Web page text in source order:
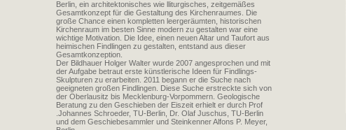
Berlin, ein architektonisches wie lliturgisches, zeitgemäßes
Gesamtkonzept für die Gestaltung des Kirchenraumes. Die
große Chance einen kompletten leergeräumten, historischen
Kirchenraum im besten Sinne modern zu gestalten war eine
wichtige Motivation. Die Idee, einen neuen Altar und Taufort aus
heimischen Findlingen zu gestalten, entstand aus dieser
Gesamtkonzeption.
Der Bildhauer Holger Walter wurde 2007 angesprochen und mit
der Aufgabe betraut erste künstlerische Ideen für Findlings-
Skulpturen zu erarbeiten. 2011 begann er die Suche nach
geeigneten großen Findlingen. Diese Suche erstreckte sich von
der Oberlausitz bis Mecklenburg-Vorpommern. Geologische
Beratung zu den Geschieben der Eiszeit erhielt er durch Prof
.Johannes Schroeder, TU-Berlin, Dr. Olaf Juschus, TU-Berlin
und dem Geschiebesammler und Steinkenner Alfons P. Meyer,